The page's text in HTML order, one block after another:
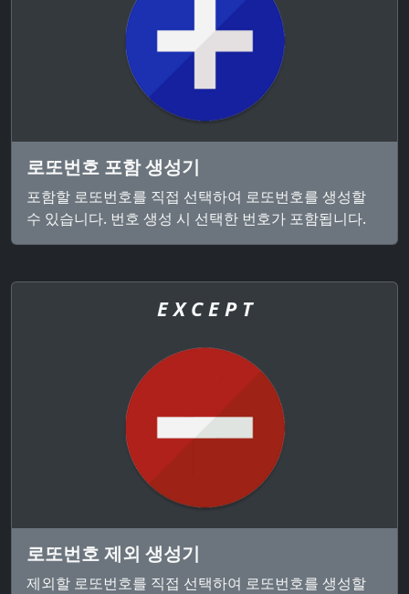
로또번호 포함 생성기
포함할 로또번호를 직접 선택하여 로또번호를 생성할
수 있습니다. 번호 생성 시 선택한 번호가 포함됩니다.
E X C E P T
로또번호 제외 생성기
제외할 로또번호를 직접 선택하여 로또번호를 생성할